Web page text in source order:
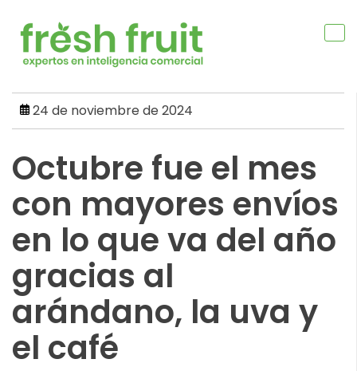
content
24 de noviembre de 2024
Octubre fue el mes
con mayores envíos
en lo que va del año
gracias al
arándano, la uva y
el café